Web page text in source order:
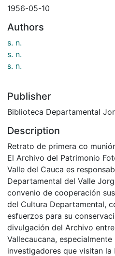
1956-05-10
Authors
s. n.
s. n.
s. n.
Publisher
Biblioteca Departamental
Description
Retrato de primera co
El Archivo del Patrimonio
Valle del Cauca es
Departamental del Valle
convenio de cooperación
del Cultura Departamental,
esfuerzos para su
divulgación del Archivo
Vallecaucana,
investigadores que visitan